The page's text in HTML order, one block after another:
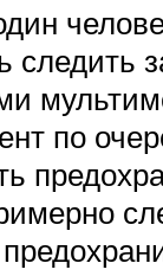
следить
по